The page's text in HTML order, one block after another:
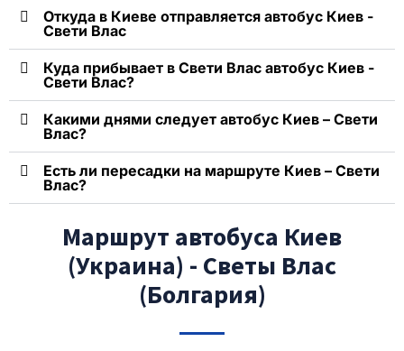
Откуда в Киеве отправляется автобус Киев -
Свети Влас
Куда прибывает в Свети Влас автобус Киев -
Свети Влас?
Какими днями следует автобус Киев – Свети
Влас?
Есть ли пересадки на маршруте Киев – Свети
Влас?
Маршрут автобуса Киев
(Украина) - Светы Влас
(Болгария)